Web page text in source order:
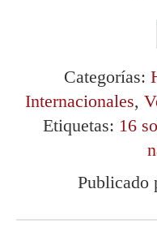
Categorías:
Internacionales,
Etiquetas: 16
Publicado